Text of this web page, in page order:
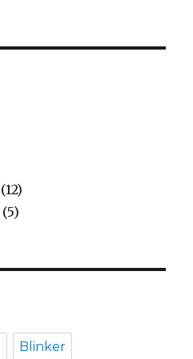
(12)
(5)
Blinker